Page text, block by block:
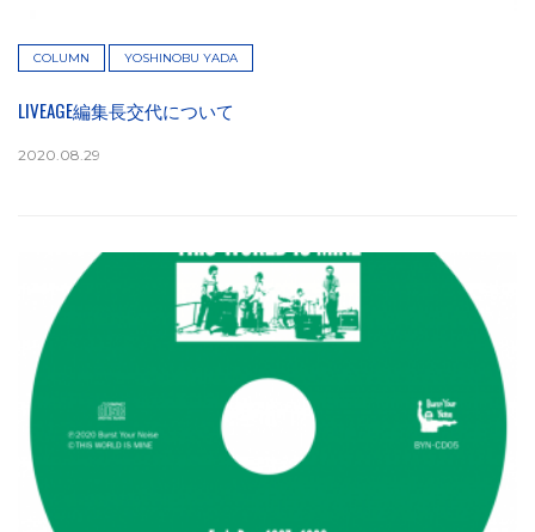
COLUMN YOSHINOBU YADA
LIVEAGE編集長交代について
2020.08.29